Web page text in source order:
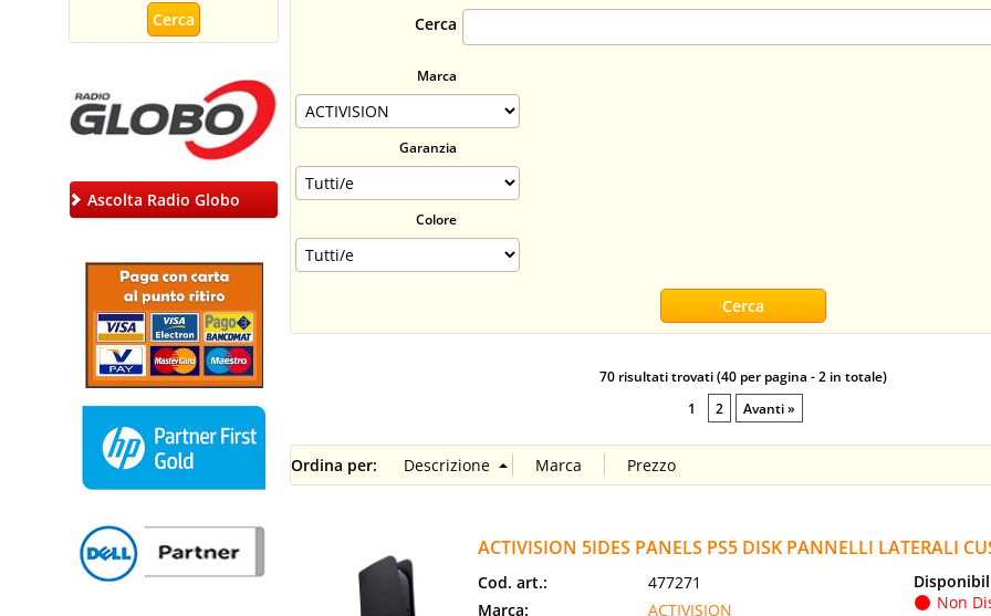
Ascolta Radio Globo
Cerca
Marca
Garanzia
Colore
70 risultati trovati (40 per pagina - 2 in totale)
1
2 Avanti »
Ordina per:
ACTIVISION 5IDES PANELS PS5 DISK PANNELLI LATERALI
Cod. art.:
477271
Marca:
ACTIVISION
Non